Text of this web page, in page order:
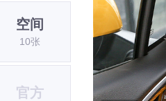
空间
10张
官方